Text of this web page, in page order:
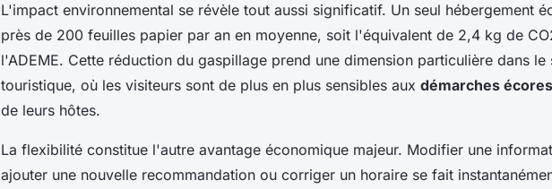
L'impact environnemental se révèle tout aussi significatif. Un seul hébergement
près de 200 feuilles papier par an en moyenne, soit l'équivalent de 2,4 kg de
l'ADEME. Cette réduction du gaspillage prend une dimension particulière dans le
touristique, où les visiteurs sont de plus en plus sensibles aux démarches
de leurs hôtes.
La flexibilité constitue l'autre avantage économique majeur. Modifier une
ajouter une nouvelle recommandation ou corriger un horaire se fait